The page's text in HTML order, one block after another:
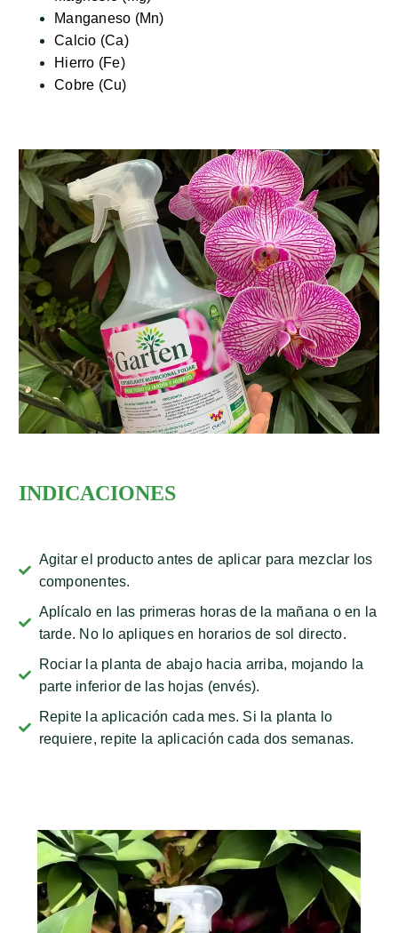
Manganeso (Mn)
Calcio (Ca)
Hierro (Fe)
Cobre (Cu)
INDICACIONES
Agitar el producto antes de aplicar para mezclar los
componentes.
Aplícalo en las primeras horas de la mañana o en la
tarde. No lo apliques en horarios de sol directo.
Rociar la planta de abajo hacia arriba, mojando la
parte inferior de las hojas (envés).
Repite la aplicación cada mes. Si la planta lo
requiere, repite la aplicación cada dos semanas.